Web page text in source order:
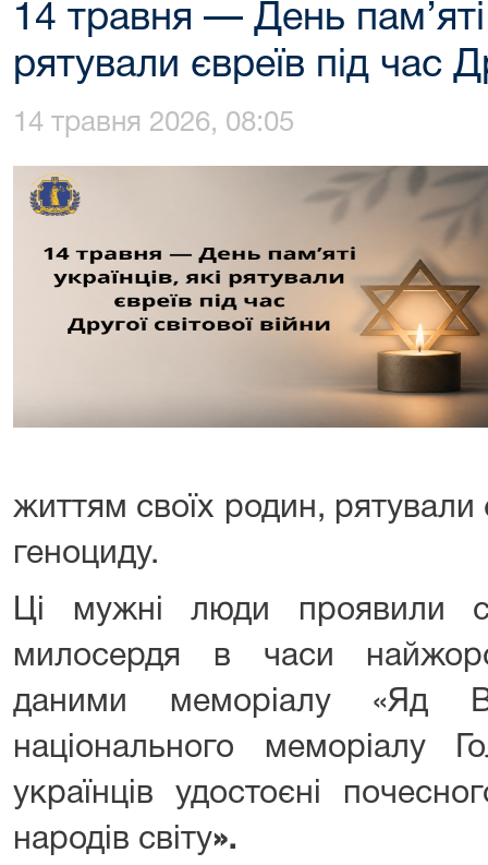
14 травня — День пам’яті
рятували євреїв під час
14 травня 2026, 08:05
життям своїх родин, рятували
геноциду.
Ці мужні люди проявили
милосердя в часи
даними меморіалу «Яд
національного меморіалу
українців удостоєні
народів світу».